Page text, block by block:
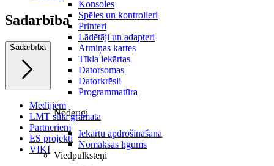
Konsoles
Spēles un kontrolieri
Printeri
Lādētāji un adapteri
Atmiņas kartes
Tīkla iekārtas
Datorsomas
Datorkrēsli
Programmatūra
Noderīgi
Iekārtu apdrošināšana
Nomaksas līgums
Viedpulksteņi
Sadarbība
Sadarbība
Medijiem
LMT stila grāmata
Partneriem
ES projekti
VIKI